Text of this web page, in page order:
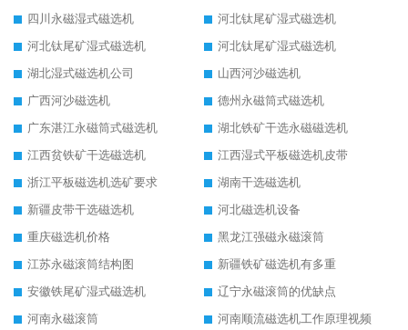
四川永磁湿式磁选机
河北钛尾矿湿式磁选机
河北钛尾矿湿式磁选机
河北钛尾矿湿式磁选机
湖北湿式磁选机公司
山西河沙磁选机
广西河沙磁选机
德州永磁筒式磁选机
广东湛江永磁筒式磁选机
湖北铁矿干选永磁磁选机
江西贫铁矿干选磁选机
江西湿式平板磁选机皮带
浙江平板磁选机选矿要求
湖南干选磁选机
新疆皮带干选磁选机
河北磁选机设备
重庆磁选机价格
黑龙江强磁永磁滚筒
江苏永磁滚筒结构图
新疆铁矿磁选机有多重
安徽铁尾矿湿式磁选机
辽宁永磁滚筒的优缺点
河南永磁滚筒
河南顺流磁选机工作原理视频